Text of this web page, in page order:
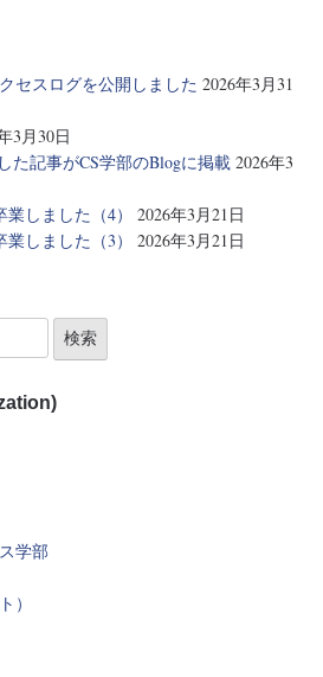
セスログを公開しました 2026年3月31
3月30日
た記事がCS学部のBlogに掲載 2026年3
しました（4）
2026年3月21日
しました（3）
2026年3月21日
学部
）